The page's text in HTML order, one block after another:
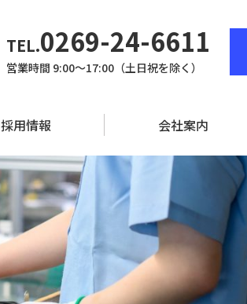
TEL.0269-24-6611
営業時間 9:00～17:00（土日祝を除く）
採用情報 会社案内